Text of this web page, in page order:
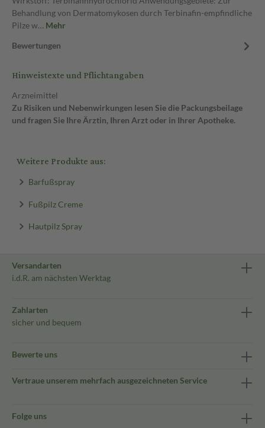
Behandlung von Dermatomykosen durch Terbinafin-empfindliche
Pilze w… Mehr
Bewertungen
Hinweistexte und Pflichtangaben
Arzneimittel
Zu Risiken und Nebenwirkungen lesen Sie die Packungsbeilage
und fragen Sie Ihre Ärztin, Ihren Arzt oder in Ihrer Apotheke.
Weitere Produkte aus:
Barfußspray
Fußpilz Creme
Hautpilz Spray
Versandarten
i.d.R. am nächsten Werktag
Zahlarten
sicher und bequem
Bewerte uns
Vertraue unserem mehrfach ausgezeichneten Service
Folge uns